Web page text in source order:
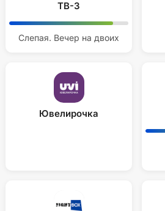
ТВ-3
Слепая. Вечер на двоих
Ювелирочка